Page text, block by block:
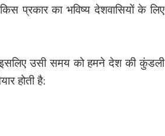
प्रकार का भविष्य देशवासियों के लिए
उसी समय को हमने देश की कुंडली
होती है: